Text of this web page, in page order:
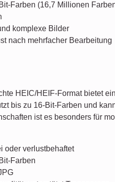
Farben (16,7 Millionen
komplexe Bilder
nach mehrfacher Bearbeitung
HEIC/HEIF-Format bietet
bis zu 16-Bit-Farben und
ist es besonders für
oder verlustbehaftet
Farben